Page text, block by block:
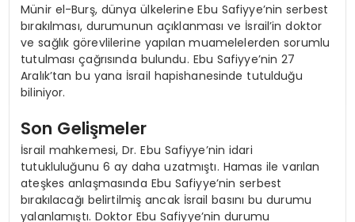
Münir el-Burş, dünya ülkelerine Ebu Safiyye’nin serbest
bırakılması, durumunun açıklanması ve İsrail’in doktor
ve sağlık görevlilerine yapılan muamelelerden sorumlu
tutulması çağrısında bulundu. Ebu Safiyye’nin 27
Aralık’tan bu yana İsrail hapishanesinde tutulduğu
biliniyor.
Son Gelişmeler
İsrail mahkemesi, Dr. Ebu Safiyye’nin idari
tutukluluğunu 6 ay daha uzatmıştı. Hamas ile varılan
ateşkes anlaşmasında Ebu Safiyye’nin serbest
bırakılacağı belirtilmiş ancak İsrail basını bu durumu
yalanlamıştı. Doktor Ebu Safiyye’nin durumu